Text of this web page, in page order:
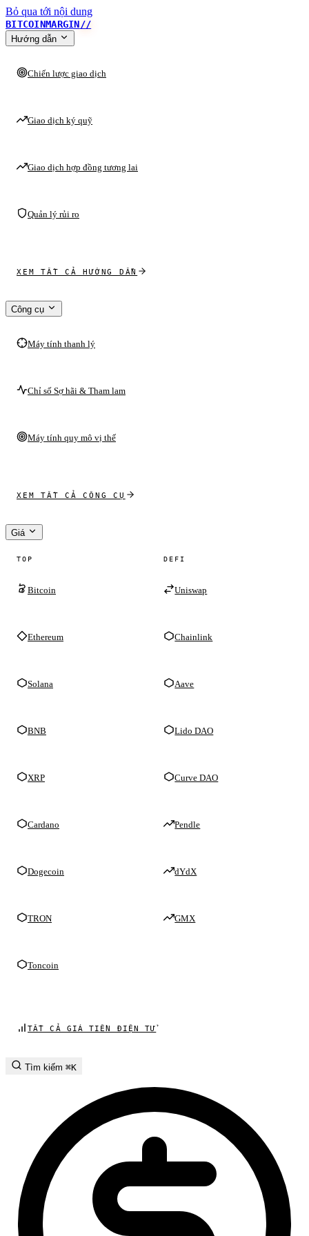
Bỏ qua tới nội dung
BITCOINMARGIN//
Hướng dẫn
Chiến lược giao dịch
Giao dịch ký quỹ
Giao dịch hợp đồng tương lai
Quản lý rủi ro
XEM TẤT CẢ HƯỚNG DẪN
Công cụ
Máy tính thanh lý
Chỉ số Sợ hãi & Tham lam
Máy tính quy mô vị thế
XEM TẤT CẢ CÔNG CỤ
Giá
TOP
Bitcoin
Ethereum
Solana
BNB
XRP
Cardano
Dogecoin
TRON
Toncoin
DEFI
Uniswap
Chainlink
Aave
Lido DAO
Curve DAO
Pendle
dYdX
GMX
TẤT CẢ GIÁ TIỀN ĐIỆN TỬ
Tìm kiếm ⌘K